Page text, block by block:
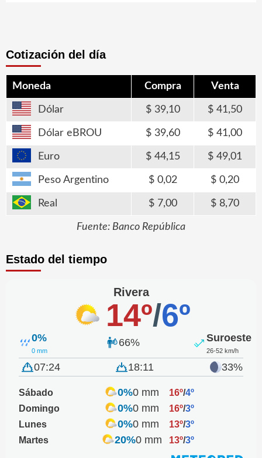
Cotización del día
Moneda Compra Venta
Dólar 39,10 41,50
Dólar eBROU 39,60 41,00
Euro 44,15 49,01
Peso Argentino 0,02 0,20
Real 7,00 8,70
Fuente: Banco República
Estado del tiempo
Rivera
14º/6º
0%
0 mm
66% Suroeste
26-52 km/h
07:24 18:11 33%
Sábado 0%0 mm 16º/4º
Domingo
0%0 mm 16º/3º
Lunes
0%0 mm 13º/3º
Martes
20%0 mm 13º/3º